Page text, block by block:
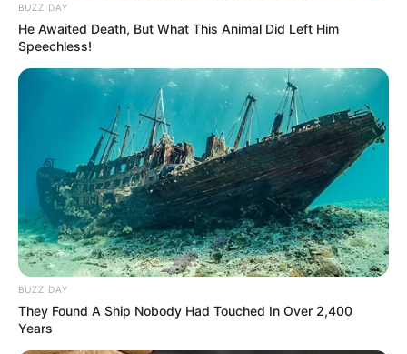
BUZZ DAY
He Awaited Death, But What This Animal Did Left Him
Speechless!
BUZZ DAY
They Found A Ship Nobody Had Touched In Over 2,400
Years